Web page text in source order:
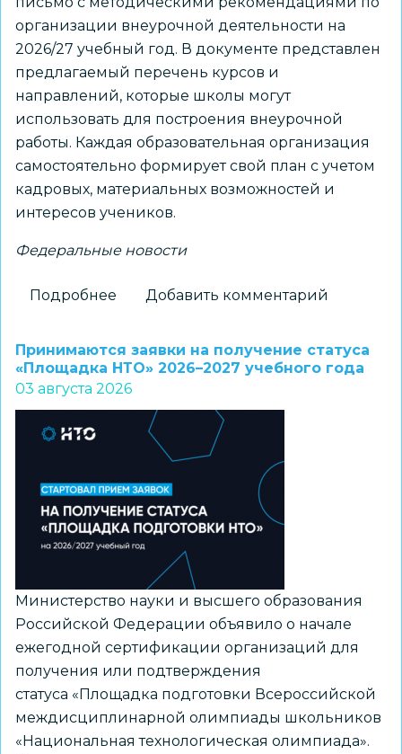
организации внеурочной деятельности на
2026/27 учебный год. В документе представлен
предлагаемый перечень курсов и
направлений, которые школы могут
использовать для построения внеурочной
работы. Каждая образовательная организация
самостоятельно формирует свой план с учетом
кадровых, материальных возможностей и
интересов учеников.
Федеральные новости
Подробнее
доступны
шаблоны
курсов
внеурочной
деятельности
из
рекомендуемого
перечня
Минпросвещения
России
Добавить комментарий
Принимаются заявки на получение статуса
«Площадка НТО» 2026–2027 учебного года
03 августа 2026
Министерство науки и высшего образования
Российской Федерации объявило о начале
ежегодной сертификации организаций для
получения или подтверждения
статуса «Площадка подготовки Всероссийской
междисциплинарной олимпиады школьников
«Национальная технологическая олимпиада».